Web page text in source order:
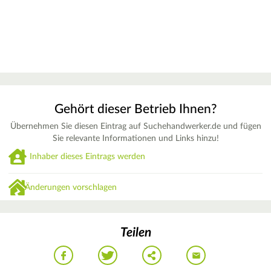
Gehört dieser Betrieb Ihnen?
Übernehmen Sie diesen Eintrag auf Suchehandwerker.de und fügen
Sie relevante Informationen und Links hinzu!
Inhaber dieses Eintrags werden
Änderungen vorschlagen
Teilen